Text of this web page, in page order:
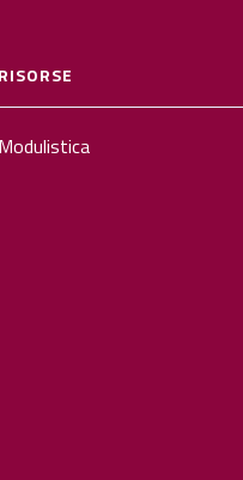
RISORSE
Modulistica